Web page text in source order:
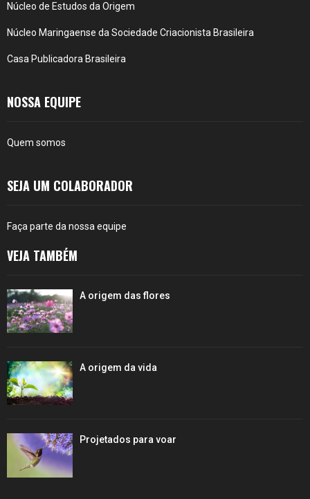
Núcleo de Estudos da Origem
Núcleo Maringaense da Sociedade Criacionista Brasileira
Casa Publicadora Brasileira
NOSSA EQUIPE
Quem somos
SEJA UM COLABORADOR
Faça parte da nossa equipe
VEJA TAMBÉM
A origem das flores
A origem da vida
Projetados para voar